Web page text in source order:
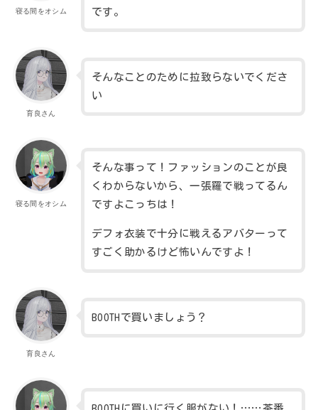
寝る間をオシム
です。
育良さん
そんなことのために拉致らないでくださ
い
寝る間をオシム
そんな事って！ファッションのことが良
くわからないから、一張羅で戦ってるん
ですよこっちは！
デフォ衣装で十分に戦えるアバターって
すごく助かるけど怖いんですよ！
育良さん
BOOTHで買いましょう？